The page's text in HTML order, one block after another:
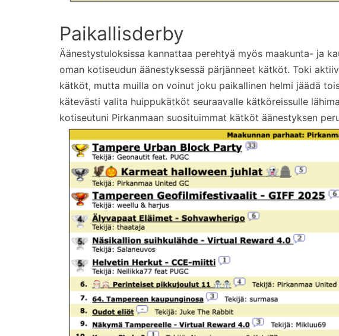
Paikallisderby
Äänestystuloksissa kannattaa perehtyä myös maakunta- ja
oman kotiseudun äänestyksessä pärjänneet kätköt. Toki
kätköt, mutta muilla on voinut joku paikallinen helmi jäädä
kätevästi valita huippukätköt seuraavalle kätköreissulle
kotiseutuni Pirkanmaan suosituimmat kätköt äänestyksen